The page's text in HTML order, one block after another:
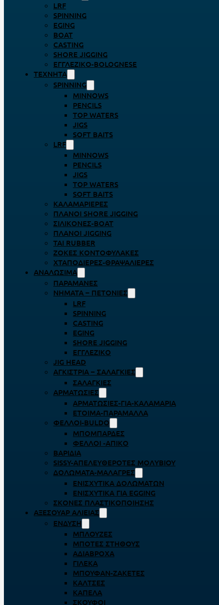
LRF
SPINNING
EGING
BOAT
CASTING
SHORE JIGGING
ΕΓΓΛΈΖΙΚΟ-BOLOGNESE
ΤΕΧΝΗΤΆ
SPINNING
MINNOWS
PENCILS
TOP WATERS
JIGS
SOFT BAITS
LRF
MINNOWS
PENCILS
JIGS
TOP WATERS
SOFT BAITS
ΚΑΛΑΜΑΡΙΈΡΕΣ
ΠΛΆΝΟΙ SHORE JIGGING
ΣΙΛΙΚΌΝΕΣ-BOAT
ΠΛΆΝΟΙ JIGGING
TAI RUBBER
ΖΌΚΕΣ ΚΟΝΤΟΦΎΛΑΚΕΣ
ΧΤΑΠΟΔΙΈΡΕΣ-ΘΡΑΨΑΛΙΈΡΕΣ
ΑΝΑΛΏΣΙΜΑ
ΠΑΡΑΜΆΝΕΣ
ΝΉΜΑΤΑ – ΠΕΤΟΝΙΈΣ
LRF
SPINNING
CASTING
EGING
SHORE JIGGING
ΕΓΓΛΈΖΙΚΟ
JIG HEAD
ΑΓΚΊΣΤΡΙΑ – ΣΑΛΑΓΚΙΈΣ
ΣΑΛΑΓΚΙΈΣ
ΑΡΜΑΤΩΣΙΈΣ
ΑΡΜΑΤΩΣΙΈΣ-ΓΙΑ-ΚΑΛΑΜΆΡΙΑ
ΈΤΟΙΜΑ-ΠΑΡΆΜΑΛΛΑ
ΦΕΛΛΟΊ-BULDO
ΜΠΟΜΠΆΡΔΕΣ
ΦΕΛΛΟΊ -ΑΠΊΚΟ
ΒΑΡΊΔΙΑ
SISSY-ΑΠΕΛΕΥΘΕΡΟΤΈΣ ΜΟΛΥΒΙΟΎ
ΔΟΛΏΜΑΤΑ-ΜΑΛΆΓΡΕΣ
ΕΝΙΣΧΥΤΙΚΆ ΔΟΛΩΜΆΤΩΝ
ΕΝΙΣΧΥΤΙΚΆ ΓΙΑ EGGING
ΣΚΌΝΕΣ ΠΛΑΣΤΙΚΟΠΟΊΗΣΗΣ
ΑΞΕΣΟΥΆΡ ΑΛΙΕΊΑΣ
ΈΝΔΥΣΗ
ΜΠΛΟΎΖΕΣ
ΜΠΌΤΕΣ ΣΤΉΘΟΥΣ
ΑΔΙΆΒΡΟΧΑ
ΓΙΛΈΚΑ
ΜΠΟΥΦΆΝ-ΖΑΚΈΤΕΣ
ΚΆΛΤΣΕΣ
ΚΑΠΈΛΑ
ΣΚΟΎΦΟΙ